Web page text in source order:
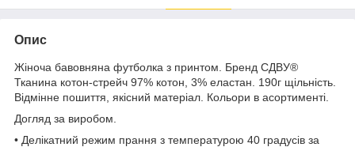
Опис
Жіноча бавовняна футболка з принтом. Бренд СДВУ®️
Тканина котон-стрейч 97% котон, 3% еластан. 190г щільність.
Відмінне пошиття, якісний матеріал. Кольори в асортименті.
Догляд за виробом.
• Делікатний режим прання з температурою 40 градусів за